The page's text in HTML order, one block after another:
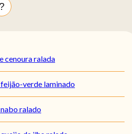
?
cenoura ralada
verde laminado
ralado